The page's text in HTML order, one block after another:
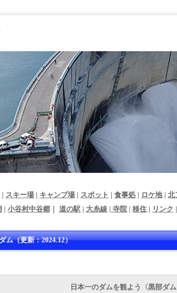
スキー場 キャンプ場 スポット 食事処 ロケ地| 北
小谷村中谷郷 道の駅 大糸線 寺院 移住 リンク
ム（更新：2024.12）
日本一のダムを観よう〈黒部ダ